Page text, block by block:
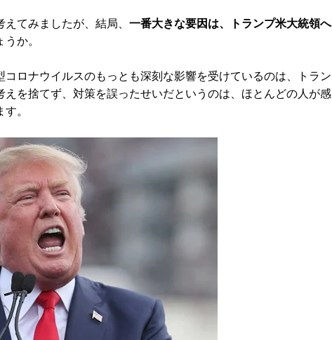
てみましたが、結局、 一番大きな要因は、トランプ米大統領へ
か。
ロナウイルスのもっとも深刻な影響を受けているのは、トラン
えを捨てず、対策を誤ったせいだというのは、ほとんどの人が感
。